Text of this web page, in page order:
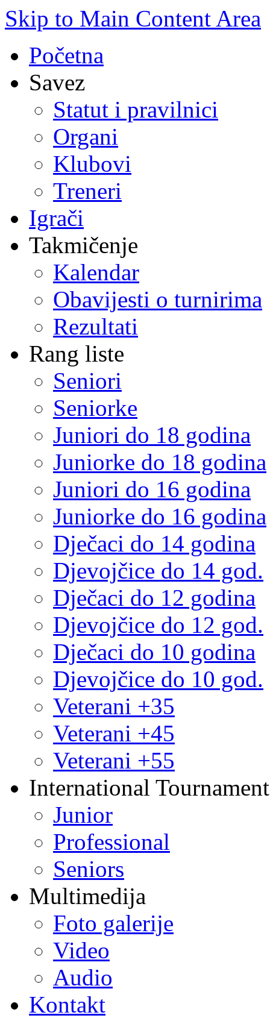
Skip to Main Content Area
Početna
Savez
Statut i pravilnici
Organi
Klubovi
Treneri
Igrači
Takmičenje
Kalendar
Obavijesti o turnirima
Rezultati
Rang liste
Seniori
Seniorke
Juniori do 18 godina
Juniorke do 18 godina
Juniori do 16 godina
Juniorke do 16 godina
Dječaci do 14 godina
Djevojčice do 14 god.
Dječaci do 12 godina
Djevojčice do 12 god.
Dječaci do 10 godina
Djevojčice do 10 god.
Veterani +35
Veterani +45
Veterani +55
International
Junior
Professional
Seniors
Multimedija
Foto galerije
Video
Audio
Kontakt